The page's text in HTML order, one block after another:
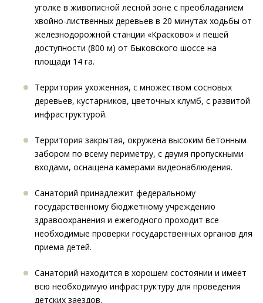
уголке в живописной лесной зоне с преобладанием
хвойно-лиственных деревьев в 20 минутах ходьбы от
железнодорожной станции «Красково» и пешей
доступности (800 м) от Быковского шоссе на
площади 14 га.
Территория ухоженная, с множеством сосновых
деревьев, кустарников, цветочных клумб, с развитой
инфраструктурой.
Территория закрытая, окружена высоким бетонным
забором по всему периметру, с двумя пропускными
входами, оснащена камерами видеонаблюдения.
Cанаторий принадлежит федеральному
государственному бюджетному учреждению
здравоохранения и ежегодного проходит все
необходимые проверки государственных органов для
приема детей.
Санаторий находится в хорошем состоянии и имеет
всю необходимую инфраструктуру для проведения
детских заездов.